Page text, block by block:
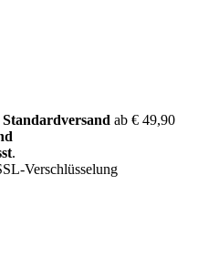
ab € 49,90
.
Verschlüsselung